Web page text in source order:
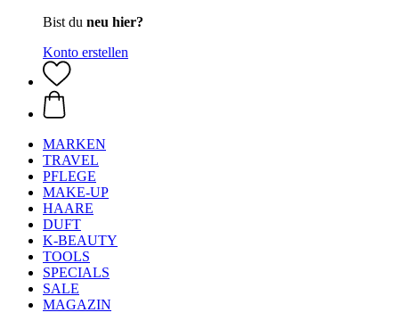
Bist du neu hier?
Konto erstellen
MARKEN
TRAVEL
PFLEGE
MAKE-UP
HAARE
DUFT
K-BEAUTY
TOOLS
SPECIALS
SALE
MAGAZIN